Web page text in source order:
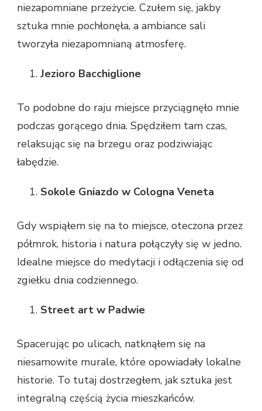
niezapomniane przeżycie. Czułem się, jakby
sztuka mnie pochłonęła, a ambiance sali
tworzyła niezapomnianą atmosferę.
Jezioro Bacchiglione
To podobne do raju miejsce przyciągnęło mnie
podczas gorącego dnia. Spędziłem tam czas,
relaksując się na brzegu oraz podziwiając
łabędzie.
Sokole Gniazdo w Cologna Veneta
Gdy wspiąłem się na to miejsce, oteczona przez
półmrok, historia i natura połączyły się w jedno.
Idealne miejsce do medytacji i odłączenia się od
zgiełku dnia codziennego.
Street art w Padwie
Spacerując po ulicach, natknąłem się na
niesamowite murale, które opowiadały lokalne
historie. To tutaj dostrzegłem, jak sztuka jest
integralną częścią życia mieszkańców.